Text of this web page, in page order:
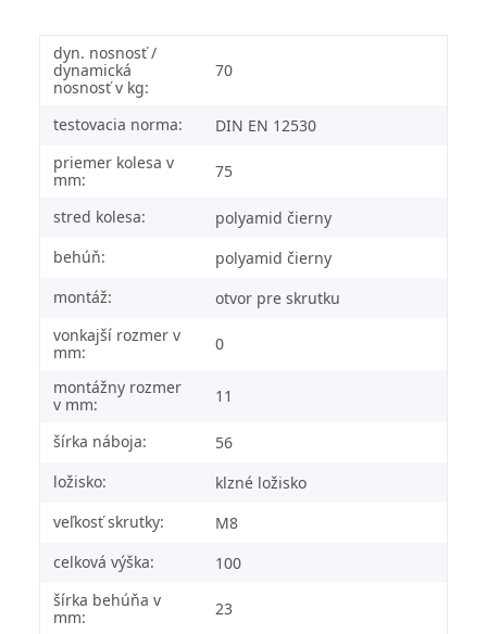
dyn. nosnosť /
dynamická
nosnosť v kg:
70
testovacia norma:
DIN EN 12530
priemer kolesa v
mm:
75
stred kolesa:
polyamid čierny
behúň:
polyamid čierny
montáž:
otvor pre skrutku
vonkajší rozmer v
mm:
0
montážny rozmer
v mm:
11
šírka náboja:
56
ložisko:
klzné ložisko
veľkosť skrutky:
M8
celková výška:
100
šírka behúňa v
mm:
23